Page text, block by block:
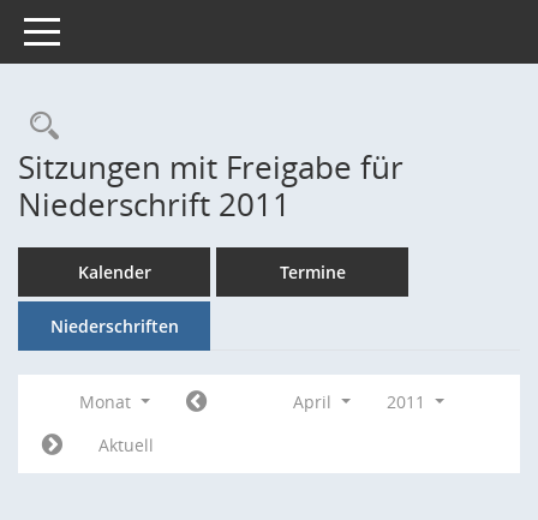
Toggle navigation
Rechercheauswahl
Sitzungen mit Freigabe für
Niederschrift 2011
Kalender Termine
Niederschriften
Monat April
2011
Aktuell